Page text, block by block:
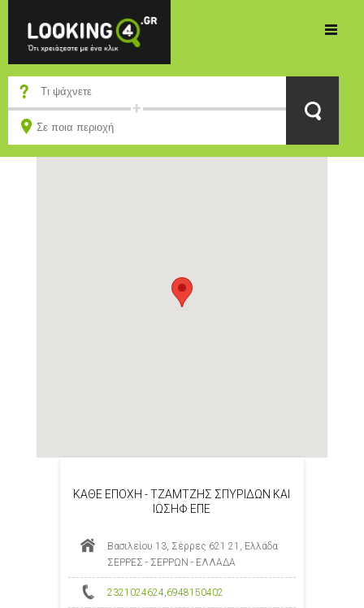
ΚΑΘΕ ΕΠΟΧΗ - ΤΖΑΜΤΖΗΣ ΣΠΥΡΙΔΩΝ ΚΑΙ
ΙΩΣΗΦ ΕΠΕ
Βασιλείου 13, Σέρρες 621 21, Ελλάδα
ΣΕΡΡΕΣ - ΣΕΡΡΩΝ - ΕΛΛΑΔΑ
2321024624,6948150402